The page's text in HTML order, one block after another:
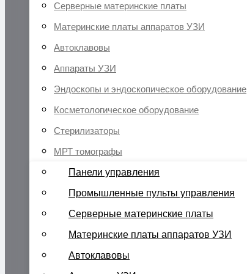
Серверные материнские платы
Материнские платы аппаратов УЗИ
Автоклавовы
Аппараты УЗИ
Эндоскопы и эндоскопическое оборудование
Косметологическое оборудование
Стерилизаторы
МРТ томографы
Панели управления
Промышленные пульты управления
Серверные материнские платы
Материнские платы аппаратов УЗИ
Автоклавовы